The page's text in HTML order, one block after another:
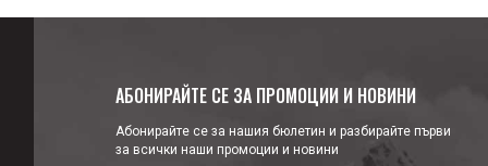
АБОНИРАЙТЕ СЕ ЗА ПРОМОЦИИ И НОВИНИ
Абонирайте се за нашия бюлетин и разбирайте първи
за всички наши промоции и новини